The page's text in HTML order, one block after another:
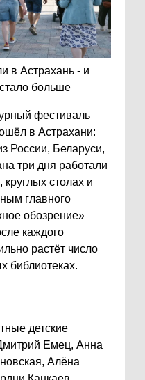
в Астрахань - и
больше
фестиваль
в Астрахани:
России, Беларуси,
три дня работали
круглых столах и
главного
обозрение»
каждого
растёт число
библиотеках.
детские
Емец, Анна
Алёна